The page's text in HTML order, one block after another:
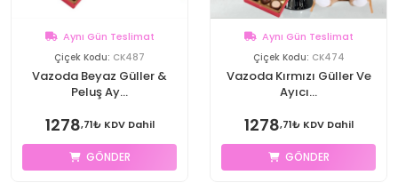
Aynı Gün Teslimat
Çiçek Kodu: CK487
Vazoda Beyaz Güller &
Peluş Ay...
1278,71₺ KDV Dahil
GÖNDER
Aynı Gün Teslimat
Çiçek Kodu: CK474
Vazoda Kırmızı Güller Ve
Ayıcı...
1278,71₺ KDV Dahil
GÖNDER